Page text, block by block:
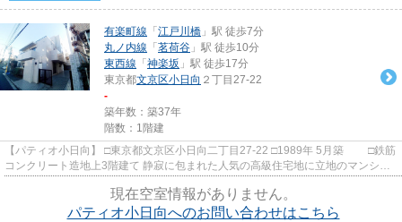
有楽町線 「 江戸川橋 」駅 徒歩7分
丸ノ内線 「 茗荷谷 」駅 徒歩10分
東西線 「 神楽坂 」駅 徒歩17分
東京都文京区小日向 ２丁目27-22
-
築年数：築37年
階数：1階建
【パティオ小日向】 □東京都文京区小日向二丁目27-22 □1989年 5月築 □鉄筋
コンクリート造地上3階建て 静寂に包まれた人気の高級住宅地に立地のマンショ
現在空室情報がありません。
パティオ小日向へのお問い合わせはこちら